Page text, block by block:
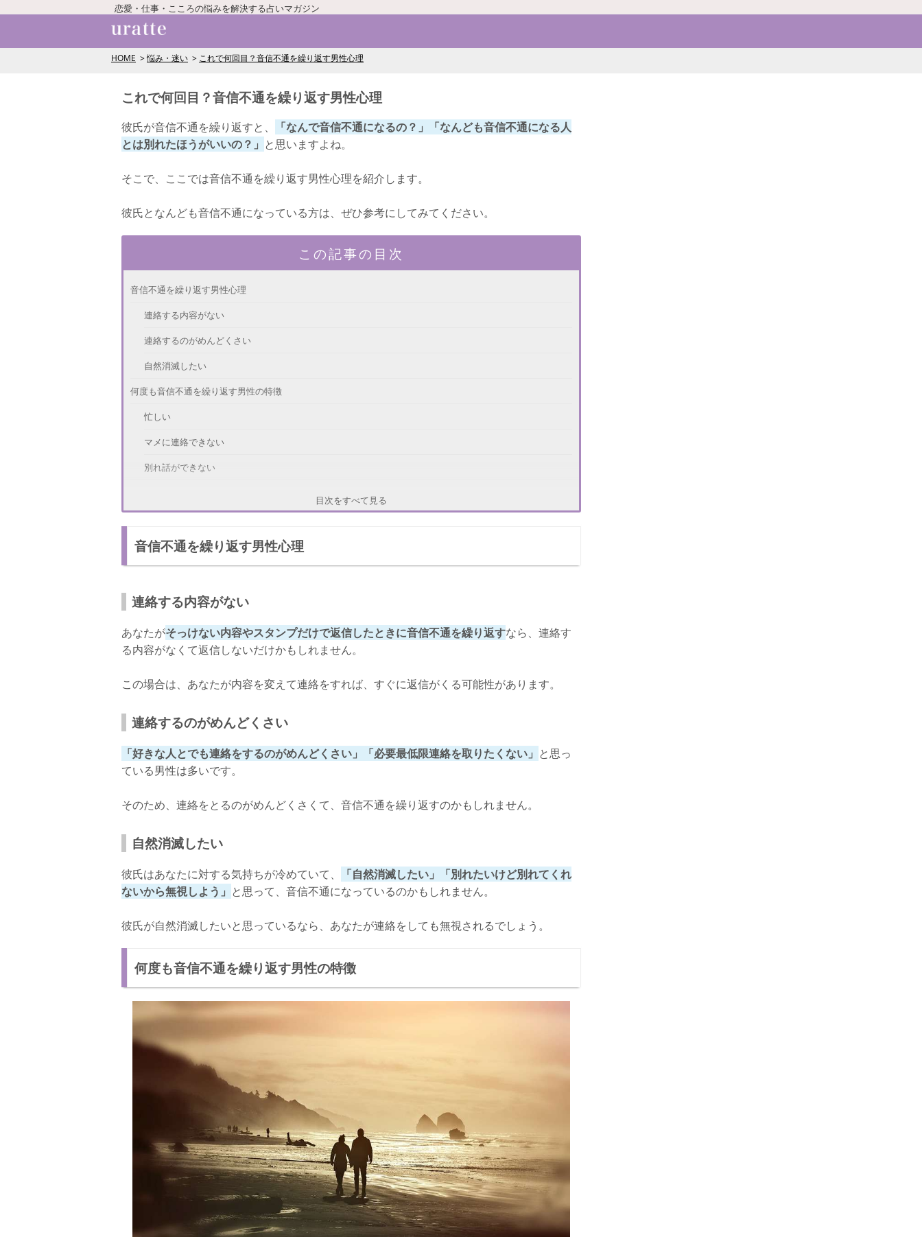
恋愛・仕事・こころの悩みを解決する占いマガジン
HOME 悩み・迷い これで何回目？音信不通を繰り返す男性心理
これで何回目？音信不通を繰り返す男性心理
彼氏が音信不通を繰り返すと、
「なんで音信不通になるの？」「なんども音信不通になる人
とは別れたほうがいいの？」 と思いますよね。
そこで、ここでは音信不通を繰り返す男性心理を紹介します。
彼氏となんども音信不通になっている方は、ぜひ参考にしてみてください。
この記事の目次
音信不通を繰り返す男性心理
連絡する内容がない
連絡するのがめんどくさい
自然消滅したい
何度も音信不通を繰り返す男性の特徴
忙しい
マメに連絡できない
別れ話ができない
電話してみる
会いに行ってみる
音信不通の彼の気持ちを取り戻す方法
原因を改善する
目次をすべて見る
音信不通を繰り返す男性心理
連絡する内容がない
あなたがそっけない内容やスタンプだけで返信したときに音信不通を繰り返すなら、連絡す
る内容がなくて返信しないだけかもしれません。
この場合は、あなたが内容を変えて連絡をすれば、すぐに返信がくる可能性があります。
連絡するのがめんどくさい
「好きな人とでも連絡をするのがめんどくさい」「必要最低限連絡を取りたくない」 と思っ
ている男性は多いです。
そのため、連絡をとるのがめんどくさくて、音信不通を繰り返すのかもしれません。
自然消滅したい
彼氏はあなたに対する気持ちが冷めていて、
「自然消滅したい」「別れたいけど別れてくれ
ないから無視しよう」 と思って、音信不通になっているのかもしれません。
彼氏が自然消滅したいと思っているなら、あなたが連絡をしても無視されるでしょう。
何度も音信不通を繰り返す男性の特徴